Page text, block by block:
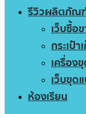
รีวิวผลิตภัณ
เว็บซื้อ
กระเป๋
เครื่อง
เว็บขุด
ห้องเรียน